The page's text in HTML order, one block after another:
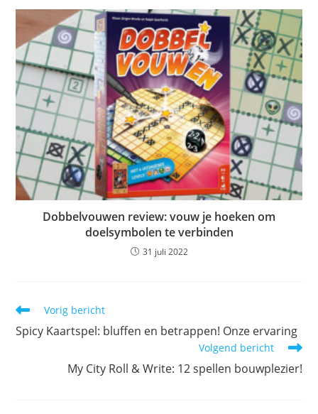
Dobbelvouwen review: vouw je hoeken om
doelsymbolen te verbinden
31 juli 2022
Lees
artikelen
Vorig bericht
Spicy Kaartspel: bluffen en betrappen! Onze ervaring
Volgend bericht
My City Roll & Write: 12 spellen bouwplezier!